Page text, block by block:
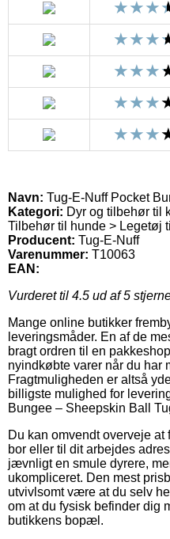
Navn: Tug-E-Nuff Pocket
Kategori: Dyr og tilbehør til
Tilbehør til hunde > Legetøj
Producent: Tug-E-Nuff
Varenummer: T10063
EAN:
Vurderet til 4.5 ud af 5
Mange online butikker
leveringsmåder. En af de
bragt ordren til en
nyindkøbte varer når du har
Fragtmuligheden er altså
billigste mulighed for
Bungee – Sheepskin Ball
Du kan omvendt overveje
bor eller til dit arbejdes
jævnligt en smule dyrere,
ukompliceret. Den mest
utvivlsomt være at du selv
om at du fysisk befinder dig
butikkens bopæl.